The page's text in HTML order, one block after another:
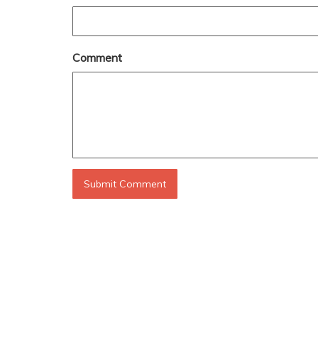
Comment